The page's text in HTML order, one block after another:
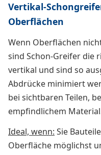
Vertikal-
Oberflächen
Wenn Oberflächen
sind Schon-Greifer die
vertikal und sind so
Abdrücke minimiert
bei sichtbaren Teilen,
empfindlichem
Ideal, wenn: Sie
Oberfläche möglichst